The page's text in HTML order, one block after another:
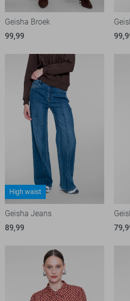
Geisha Broek
99,99
High waist
Geisha Jeans
89,99